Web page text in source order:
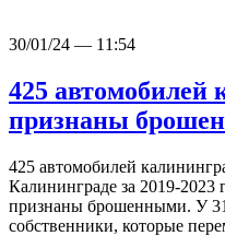
30/01/24 — 11:54
425 автомобилей
признаны
425 автомобилей
Калининграде за 2019-2023
признаны брошенными. У
собственники, которые